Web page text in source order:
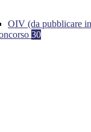
OIV (da pubblicare
30